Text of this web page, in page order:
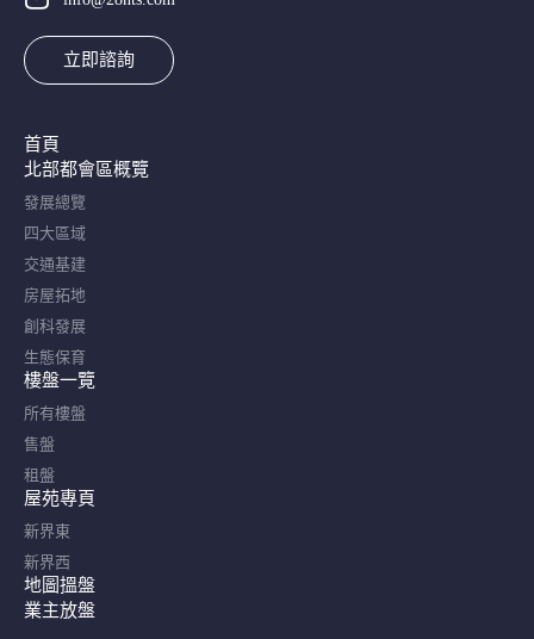
立即諮詢
首頁
北部都會區概覽​
發展總覽
四大區域
交通基建
房屋拓地
創科發展
生態保育
樓盤一覽
所有樓盤
售盤
租盤
屋苑專頁
新界東
新界西
地圖搵盤
業主放盤